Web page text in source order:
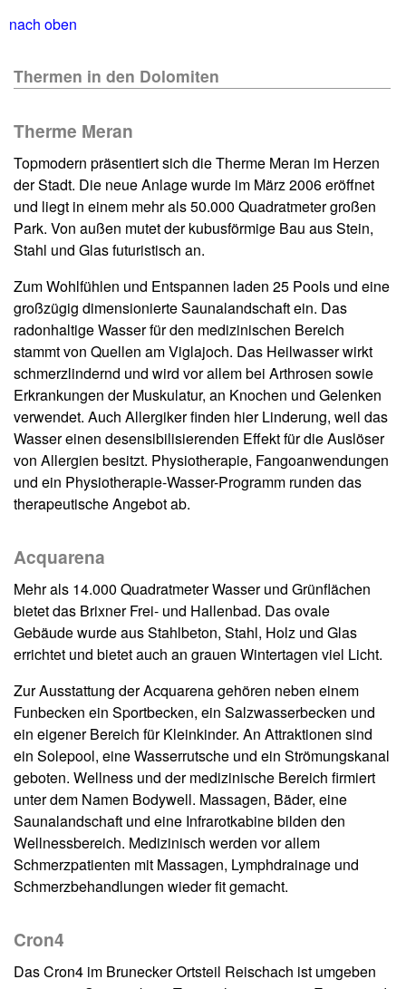
nach oben
Thermen in den Dolomiten
Therme Meran
Topmodern präsentiert sich die Therme Meran im Herzen
der Stadt. Die neue Anlage wurde im März 2006 eröffnet
und liegt in einem mehr als 50.000 Quadratmeter großen
Park. Von außen mutet der kubusförmige Bau aus Stein,
Stahl und Glas futuristisch an.
Zum Wohlfühlen und Entspannen laden 25 Pools und eine
großzügig dimensionierte Saunalandschaft ein. Das
radonhaltige Wasser für den medizinischen Bereich
stammt von Quellen am Viglajoch. Das Heilwasser wirkt
schmerzlindernd und wird vor allem bei Arthrosen sowie
Erkrankungen der Muskulatur, an Knochen und Gelenken
verwendet. Auch Allergiker finden hier Linderung, weil das
Wasser einen desensibilisierenden Effekt für die Auslöser
von Allergien besitzt. Physiotherapie, Fangoanwendungen
und ein Physiotherapie-Wasser-Programm runden das
therapeutische Angebot ab.
Acquarena
Mehr als 14.000 Quadratmeter Wasser und Grünflächen
bietet das Brixner Frei- und Hallenbad. Das ovale
Gebäude wurde aus Stahlbeton, Stahl, Holz und Glas
errichtet und bietet auch an grauen Wintertagen viel Licht.
Zur Ausstattung der Acquarena gehören neben einem
Funbecken ein Sportbecken, ein Salzwasserbecken und
ein eigener Bereich für Kleinkinder. An Attraktionen sind
ein Solepool, eine Wasserrutsche und ein Strömungskanal
geboten. Wellness und der medizinische Bereich firmiert
unter dem Namen Bodywell. Massagen, Bäder, eine
Saunalandschaft und eine Infrarotkabine bilden den
Wellnessbereich. Medizinisch werden vor allem
Schmerzpatienten mit Massagen, Lymphdrainage und
Schmerzbehandlungen wieder fit gemacht.
Cron4
Das Cron4 im Brunecker Ortsteil Reischach ist umgeben